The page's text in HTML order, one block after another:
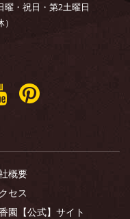
曜・祝日・第2土曜日
概要
セス
園【公式】サイト